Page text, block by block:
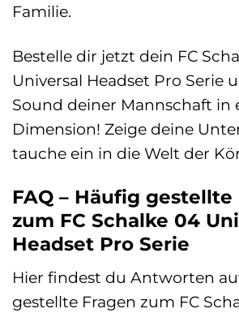
Familie.
Bestelle dir jetzt dein FC
Universal Headset Pro Serie
Sound deiner Mannschaft in
Dimension! Zeige deine
tauche ein in die Welt der
FAQ – Häufig gestellte
zum FC Schalke 04
Headset Pro Serie
Hier findest du Antworten
gestellte Fragen zum FC